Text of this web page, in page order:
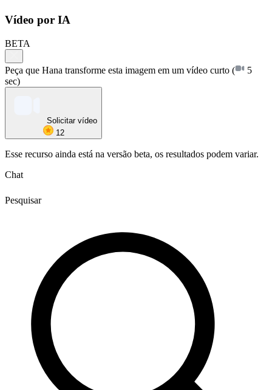
Vídeo por IA
BETA
Peça que Hana transforme esta imagem em um vídeo curto (
5
sec)
Solicitar vídeo
12
Esse recurso ainda está na versão beta, os resultados podem variar.
Chat
Pesquisar